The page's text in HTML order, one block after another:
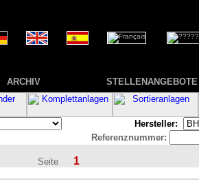
ARCHIV STELLENANGEBOTE
Hersteller:
Referenznummer:
Seite 1